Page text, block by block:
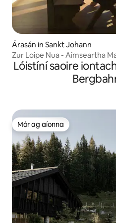
Árasán in Sankt Johann
Zur Loipe Nua - Aimseartha
Lóistíní saoire
Mór ag aíonna
Mór ag aíonna